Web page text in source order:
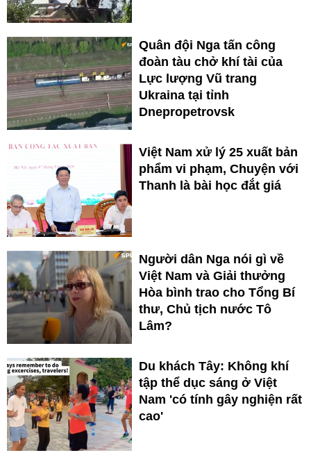
Quân đội Nga tấn công
đoàn tàu chở khí tài của
Lực lượng Vũ trang
Ukraina tại tỉnh
Dnepropetrovsk
Việt Nam xử lý 25 xuất bản
phẩm vi phạm, Chuyện với
Thanh là bài học đắt giá
Người dân Nga nói gì về
Việt Nam và Giải thưởng
Hòa bình trao cho Tổng Bí
thư, Chủ tịch nước Tô
Lâm?
Du khách Tây: Không khí
tập thể dục sáng ở Việt
Nam 'có tính gây nghiện rất
cao'